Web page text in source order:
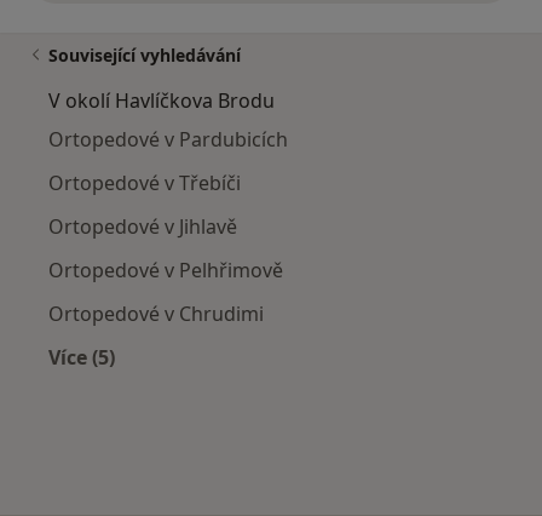
Související vyhledávání
V okolí Havlíčkova Brodu
Ortopedové v Pardubicích
Ortopedové v Třebíči
Ortopedové v Jihlavě
Ortopedové v Pelhřimově
Ortopedové v Chrudimi
Více (5)